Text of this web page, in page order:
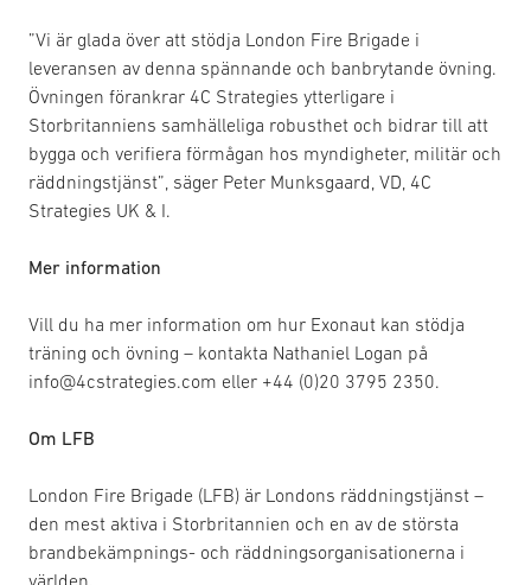
”Vi är glada över att stödja London Fire Brigade i
leveransen av denna spännande och banbrytande övning.
Övningen förankrar 4C Strategies ytterligare i
Storbritanniens samhälleliga robusthet och bidrar till att
bygga och verifiera förmågan hos myndigheter, militär och
räddningstjänst”, säger Peter Munksgaard, VD, 4C
Strategies UK & I.
Mer information
Vill du ha mer information om hur Exonaut kan stödja
träning och övning – kontakta Nathaniel Logan på
info@4cstrategies.com eller +44 (0)20 3795 2350.
Om LFB
London Fire Brigade (LFB) är Londons räddningstjänst –
den mest aktiva i Storbritannien och en av de största
brandbekämpnings- och räddningsorganisationerna i
världen.